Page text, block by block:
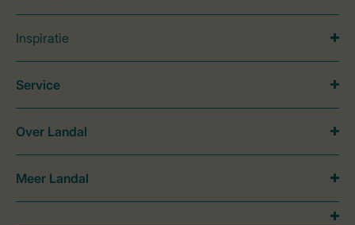
Inspiratie
Service
Over Landal
Meer Landal